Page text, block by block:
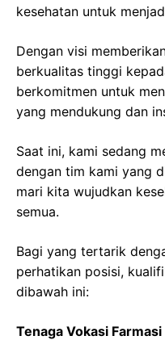
kesehatan untuk
Dengan visi
berkualitas tinggi
berkomitmen untuk
yang mendukung dan
Saat ini, kami sedang
dengan tim kami yang
mari kita wujudkan
semua.
Bagi yang tertarik
perhatikan posisi,
dibawah ini:
Tenaga Vokasi Farmasi